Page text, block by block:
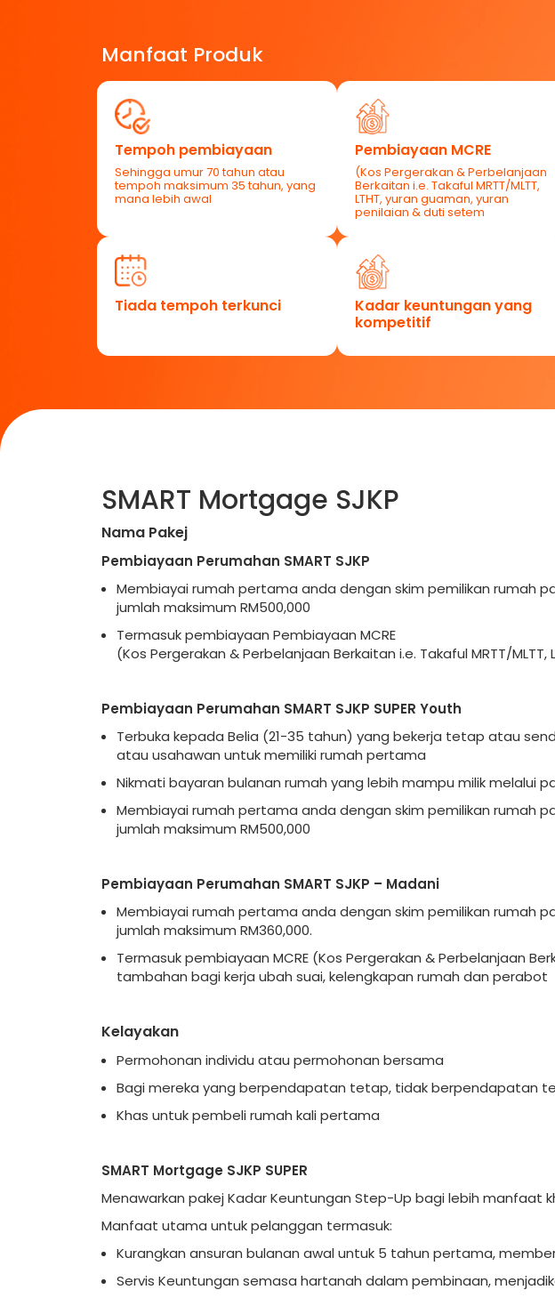
Manfaat Produk
Tempoh pembiayaan
Sehingga umur 70 tahun atau
tempoh maksimum 35 tahun, yang
mana lebih awal
Pembiayaan MCRE
(Kos Pergerakan & Perbelanjaan
Berkaitan i.e. Takaful MRTT/MLTT,
LTHT, yuran guaman, yuran
penilaian & duti setem
Tiada tempoh terkunci
Kadar keuntungan yang
kompetitif
SMART Mortgage SJKP
Nama Pakej
Pembiayaan Perumahan SMART SJKP
Membiayai rumah pertama anda dengan skim pemilikan rumah
jumlah maksimum RM500,000
Termasuk pembiayaan Pembiayaan MCRE
(Kos Pergerakan & Perbelanjaan Berkaitan i.e. Takaful MRTT/
Pembiayaan Perumahan SMART SJKP SUPER Youth
Terbuka kepada Belia (21-35 tahun) yang bekerja tetap atau
atau usahawan untuk memiliki rumah pertama
Nikmati bayaran bulanan rumah yang lebih mampu milik melalui
Membiayai rumah pertama anda dengan skim pemilikan rumah
jumlah maksimum RM500,000
Pembiayaan Perumahan SMART SJKP – Madani
Membiayai rumah pertama anda dengan skim pemilikan rumah
jumlah maksimum RM360,000.
Termasuk pembiayaan MCRE (Kos Pergerakan & Perbelanjaan
tambahan bagi kerja ubah suai, kelengkapan rumah dan perabot
Kelayakan
Permohonan individu atau permohonan bersama
Bagi mereka yang berpendapatan tetap, tidak berpendapatan
Khas untuk pembeli rumah kali pertama
SMART Mortgage SJKP SUPER
Menawarkan pakej Kadar Keuntungan Step-Up bagi lebih manfaat
Manfaat utama untuk pelanggan termasuk:
Kurangkan ansuran bulanan awal untuk 5 tahun pertama,
Servis Keuntungan semasa hartanah dalam pembinaan,